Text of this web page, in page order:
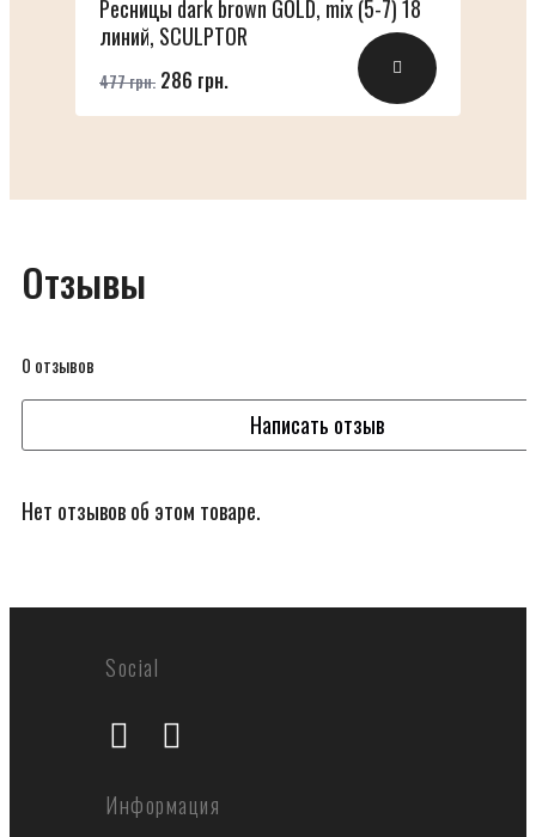
Ресницы dark brown GOLD, mix (5-7) 18
линий, SCULPTOR
477 грн. 286 грн.
Отзывы
0 отзывов
Написать отзыв
Нет отзывов об этом товаре.
Информация
Social